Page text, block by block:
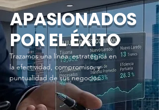
APASIONADOS
POR EL ÉXITO
Trazamos una línea estratégica en
la efectividad, compromiso, y
puntualidad de sus negocios.